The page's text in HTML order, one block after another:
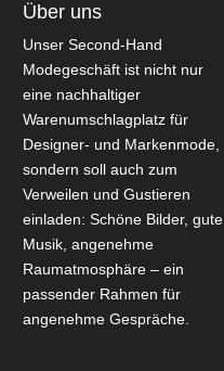
Über uns
Unser Second-Hand
Modegeschäft ist nicht nur
eine nachhaltiger
Warenumschlagplatz für
Designer- und Markenmode,
sondern soll auch zum
Verweilen und Gustieren
einladen: Schöne Bilder, gute
Musik, angenehme
Raumatmosphäre – ein
passender Rahmen für
angenehme Gespräche.